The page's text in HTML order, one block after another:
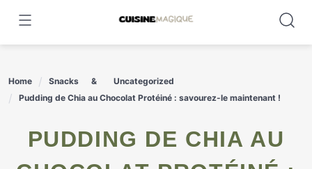
content
Home Snacks
Uncategorized
Pudding de Chia au Chocolat Protéiné : savourez-le maintenant !
PUDDING DE CHIA AU